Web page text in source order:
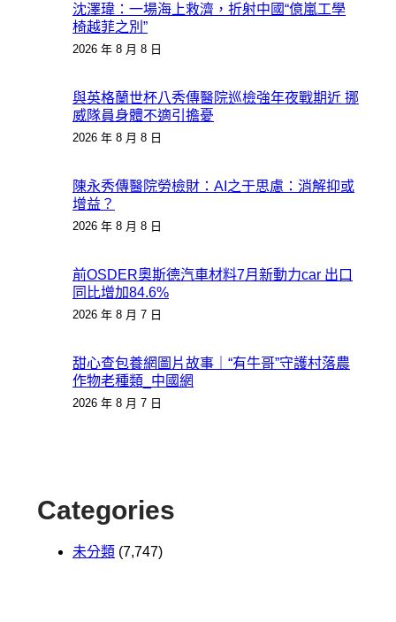
沈澤瑋：一場海上救濟，折射中國“億嵐工學
椅越菲之別”
2026 年 8 月 8 日
與英格蘭世杯八秀傳醫院巡檢強年夜戰期近 挪
威隊員身體不適引擔憂
2026 年 8 月 8 日
陳永秀傳醫院勞檢財：AI之于思慮：消解抑或
增益？
2026 年 8 月 8 日
前OSDER奧斯德汽車材料7月新動力car 出口
同比增加84.6%
2026 年 8 月 7 日
甜心查包養網圖片故事｜“有牛哥”守護村落農
作物老種類_中國網
2026 年 8 月 7 日
Categories
未分類 (7,747)